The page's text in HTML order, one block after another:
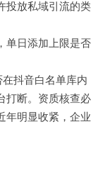
投放私域引流的类
单日添加上限是否
抖音白名单库内
打断。资质核查必
明显收紧，企业